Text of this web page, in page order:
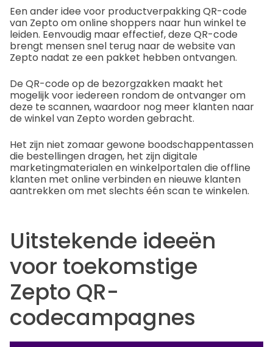
Een ander idee voor productverpakking QR-code
van Zepto om online shoppers naar hun winkel te
leiden. Eenvoudig maar effectief, deze QR-code
brengt mensen snel terug naar de website van
Zepto nadat ze een pakket hebben ontvangen.
De QR-code op de bezorgzakken maakt het
mogelijk voor iedereen rondom de ontvanger om
deze te scannen, waardoor nog meer klanten naar
de winkel van Zepto worden gebracht.
Het zijn niet zomaar gewone boodschappentassen
die bestellingen dragen, het zijn digitale
marketingmaterialen en winkelportalen die offline
klanten met online verbinden en nieuwe klanten
aantrekken om met slechts één scan te winkelen.
Uitstekende ideeën
voor toekomstige
Zepto QR-
codecampagnes